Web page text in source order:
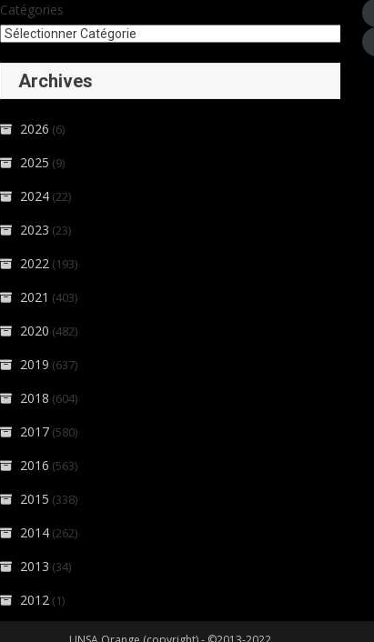
Catégories
Archives
2026 (6)
2025 (9)
2024 (22)
2023 (23)
2022 (193)
2021 (403)
2020 (482)
2019 (637)
2018 (604)
2017 (580)
2016 (563)
2015 (338)
2014 (262)
2013 (34)
2012 (1)